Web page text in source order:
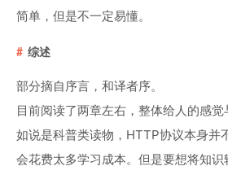
简单，但是不一定易懂。
综述
部分摘自序言，和译者序。
目前阅读了两章左右，整体给人的感
如说是科普类读物，HTTP协议本身并
会花费太多学习成本。但是要想将知